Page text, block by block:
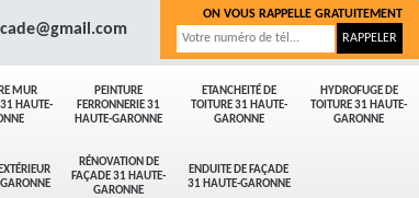
MUR
31 HAUTE-
PEINTURE
FERRONNERIE 31
HAUTE-GARONNE
ETANCHEITÉ DE
TOITURE 31 HAUTE-
GARONNE
HYDROFUGE DE
TOITURE 31 HAUTE-
GARONNE
RÉNOVATION DE
FAÇADE 31 HAUTE-
GARONNE
ENDUITE DE FAÇADE
31 HAUTE-GARONNE
ON VOUS RAPPELLE GRATUITEMENT